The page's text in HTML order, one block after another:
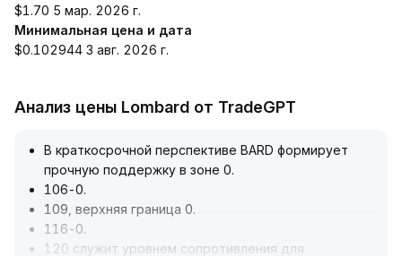
$1.70 5 мар. 2026 г.
Минимальная цена и дата
$0.102944 3 авг. 2026 г.
Анализ цены Lombard от TradeGPT
В краткосрочной перспективе BARD формирует
прочную поддержку в зоне 0.
106-0.
109, верхняя граница 0.
116-0.
120 служит уровнем сопротивления для